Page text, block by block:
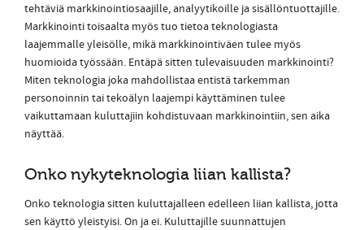
tehtäviä markkinointiosaajille, analyytikoille ja sisällöntuottajille.
Markkinointi toisaalta myös tuo tietoa teknologiasta
laajemmalle yleisölle, mikä markkinointiväen tulee myös
huomioida työssään. Entäpä sitten tulevaisuuden markkinointi?
Miten teknologia joka mahdollistaa entistä tarkemman
personoinnin tai tekoälyn laajempi käyttäminen tulee
vaikuttamaan kuluttajiin kohdistuvaan markkinointiin, sen aika
näyttää.
Onko nykyteknologia liian kallista?
Onko teknologia sitten kuluttajalleen edelleen liian kallista, jotta
sen käyttö yleistyisi. On ja ei. Kuluttajille suunnattujen